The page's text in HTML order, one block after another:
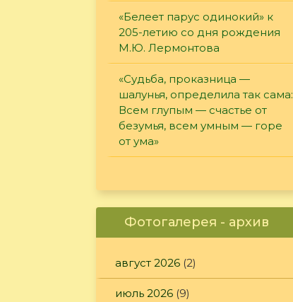
«Белеет парус одинокий» к
205-летию со дня рождения
М.Ю. Лермонтова
«Судьба, проказница —
шалунья, определила так сама:
Всем глупым — счастье от
безумья, всем умным — горе
от ума»
Фотогалерея - архив
август 2026 (2)
июль 2026 (9)